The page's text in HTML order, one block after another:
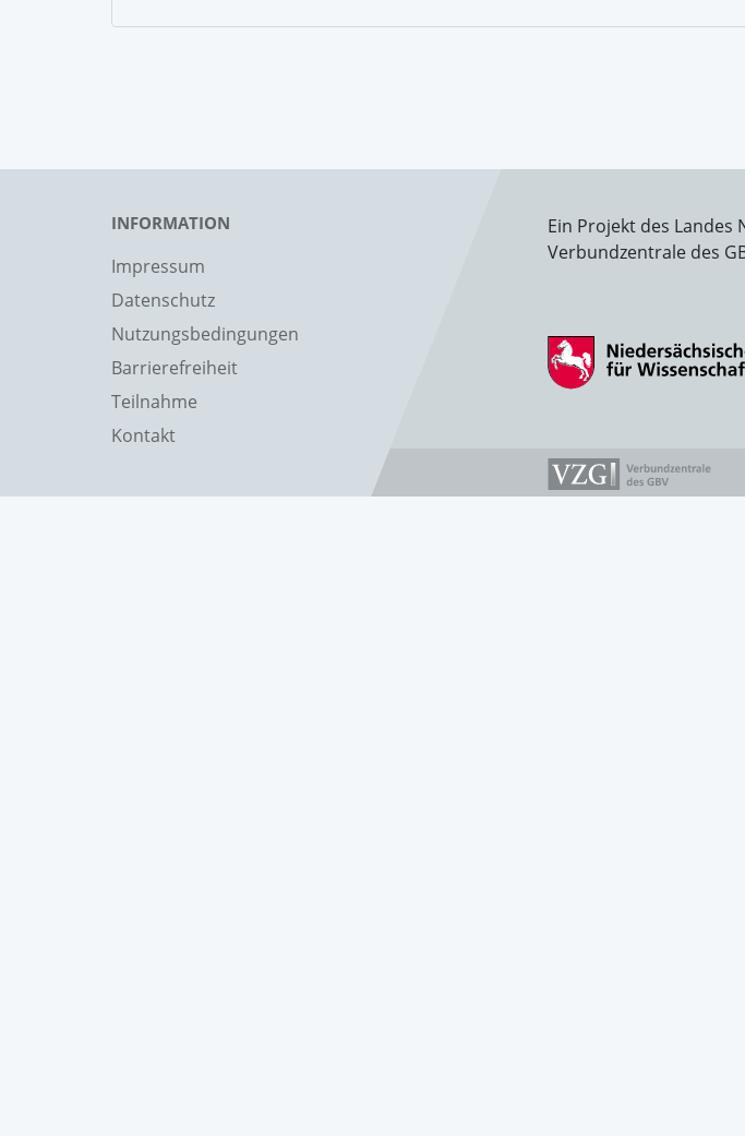
INFORMATION
Impressum
Datenschutz
Nutzungsbedingungen
Barrierefreiheit
Teilnahme
Kontakt
Ein Projekt des Landes
Verbundzentrale des